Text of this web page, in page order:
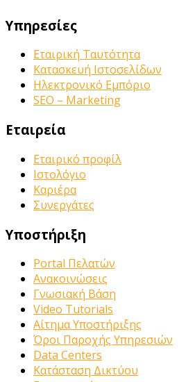
Υπηρεσίες
Εταιρική Ταυτότητα
Κατασκευή Ιστοσελίδων
Ηλεκτρονικό Εμπόριο
SEO – Marketing
Εταιρεία
Εταιρικό προφίλ
Ιστολόγιο
Καριέρα
Συνεργάτες
Υποστήριξη
Portal Πελατών
Ανακοινώσεις
Γνωσιακή Βάση
Video Tutorials
Αίτημα Υποστήριξης
Όροι Παροχής Υπηρεσιών
Data Centers
Κατάσταση Δικτύου